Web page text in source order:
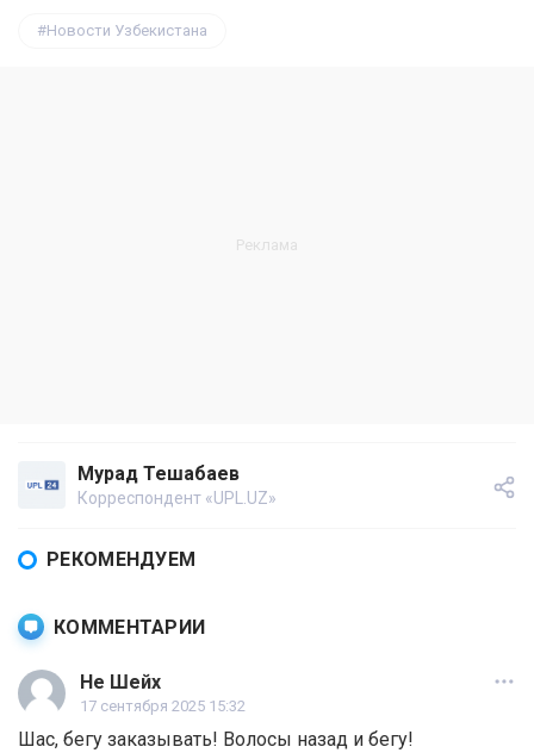
Новости Узбекистана
Мурад Тешабаев
Корреспондент «UPL.UZ»
РЕКОМЕНДУЕМ
КОММЕНТАРИИ
Не Шейх
17 сентября 2025 15:32
Шас, бегу заказывать! Волосы назад и бегу!